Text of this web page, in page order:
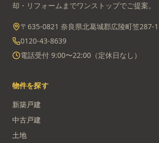
却・リフォームまでワンストップでご提案。
〒635-0821 奈良県北葛城郡広陵町笠287-1
0120-43-8639
電話受付 9:00〜22:00（定休日なし）
物件を探す
新築戸建
中古戸建
土地